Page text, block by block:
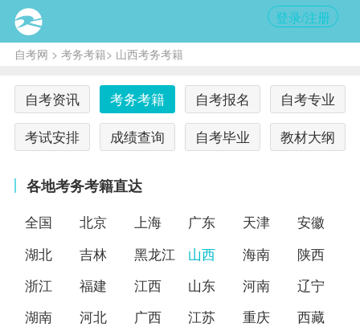
登录/注册
自考网 > 考务考籍> 山西考务考籍
自考资讯 考务考籍 自考报名
自考专业
考试安排
成绩查询 自考毕业 教材大纲
各地考务考籍直达
全国 北京 上海 广东 天津
安徽
湖北
吉林 黑龙江 山西 海南
陕西
浙江
福建 江西 山东 河南
辽宁
湖南
河北 广西 江苏 重庆
西藏